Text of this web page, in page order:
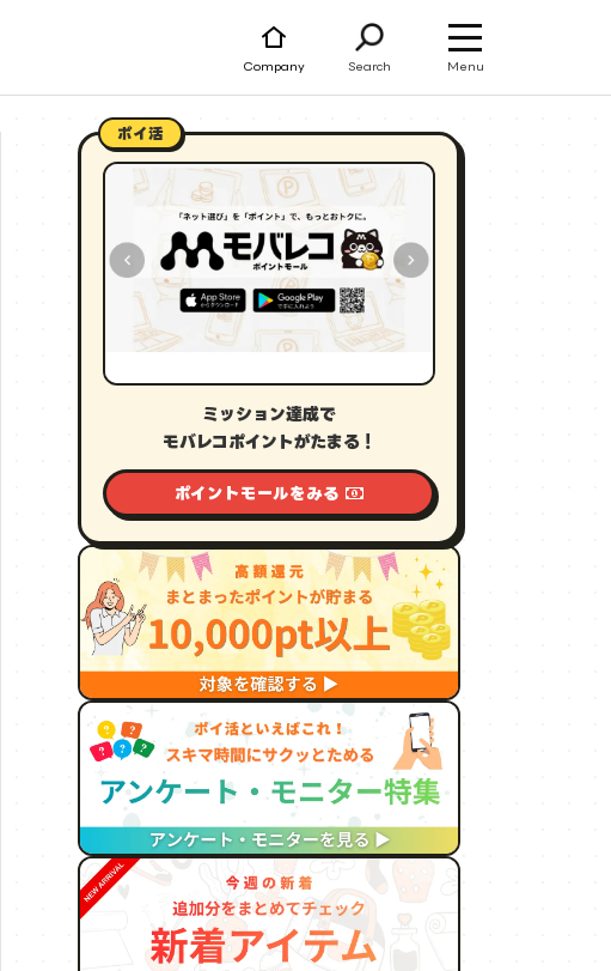
Company Search Menu
ポイ活
ミッション達成で
モバレコポイントがたまる！
ポイントモールをみる